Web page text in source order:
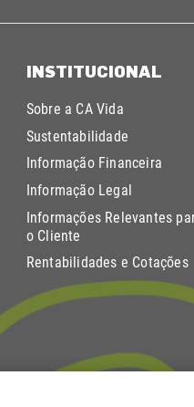
INSTITUCIONAL
Sobre a CA Vida
Sustentabilidade
Informação Financeira
Informação Legal
Informações Relevantes
o Cliente
Rentabilidades e Cotações